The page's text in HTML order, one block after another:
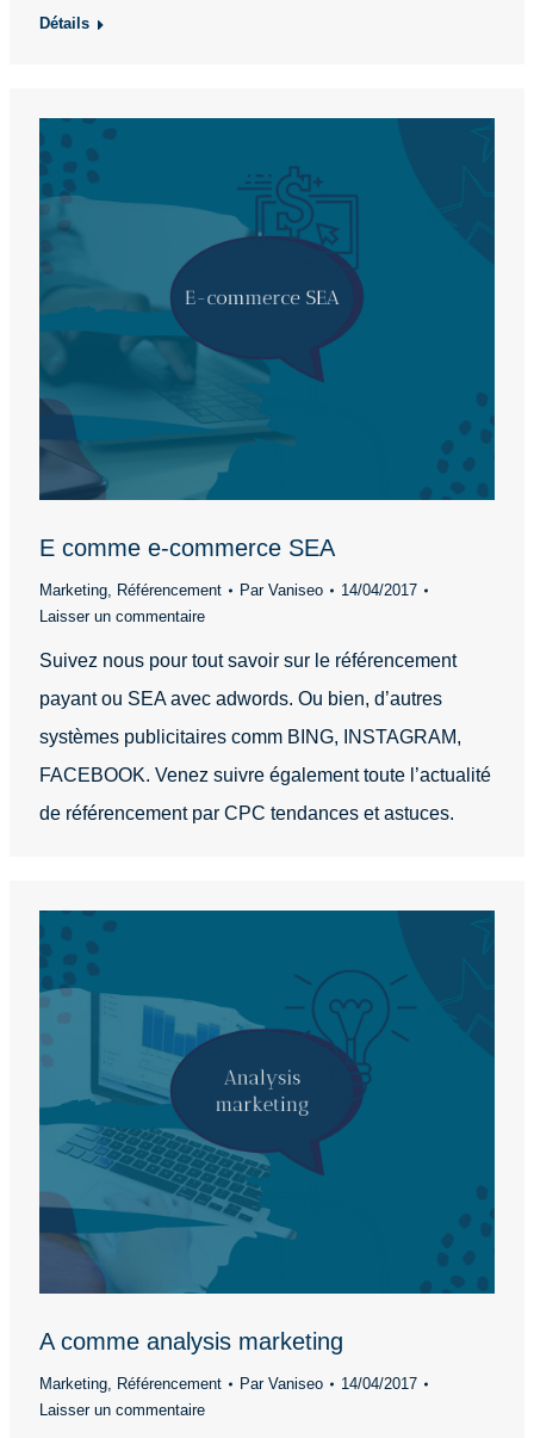
Détails
E comme e-commerce SEA
Marketing, Référencement Par Vaniseo
14/04/2017
Laisser un commentaire
Suivez nous pour tout savoir sur le référencement
payant ou SEA avec adwords. Ou bien, d’autres
systèmes publicitaires comm BING, INSTAGRAM,
FACEBOOK. Venez suivre également toute l’actualité
de référencement par CPC tendances et astuces.
A comme analysis marketing
Marketing Référencement Par Vaniseo
14/04/2017
Laisser un commentaire